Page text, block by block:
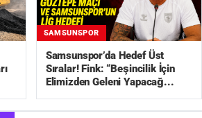
SAMSUNSPOR
Samsunspor’da Hedef Üst
Sıralar! Fink: “Beşincilik İçin
Elimizden Geleni Yapacağ...